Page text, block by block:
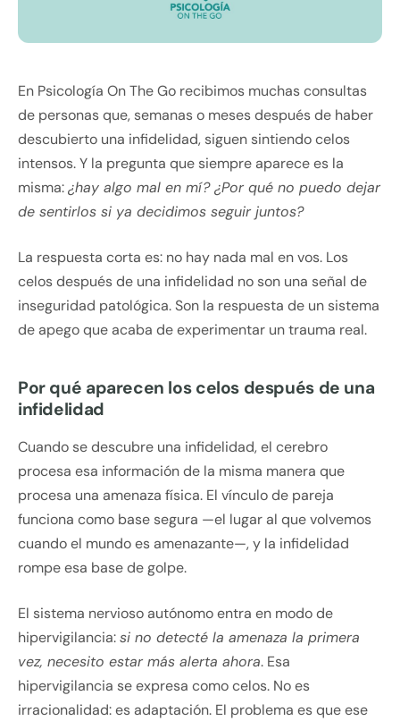
En Psicología On The Go recibimos muchas consultas
de personas que, semanas o meses después de haber
descubierto una infidelidad, siguen sintiendo celos
intensos. Y la pregunta que siempre aparece es la
misma:¿hay algo mal en mí? ¿Por qué no puedo dejar
de sentirlos si ya decidimos seguir juntos?
La respuesta corta es: no hay nada mal en vos. Los
celos después de una infidelidad no son una señal de
inseguridad patológica. Son la respuesta de un sistema
de apego que acaba de experimentar un trauma real.
Por qué aparecen los celos después de una
infidelidad
Cuando se descubre una infidelidad, el cerebro
procesa esa información de la misma manera que
procesa una amenaza física. El vínculo de pareja
funciona como base segura —el lugar al que volvemos
cuando el mundo es amenazante—, y la infidelidad
rompe esa base de golpe.
El sistema nervioso autónomo entra en modo de
hipervigilancia:si no detecté la amenaza la primera
vez, necesito estar más alerta ahora. Esa
hipervigilancia se expresa como celos. No es
irracionalidad: es adaptación. El problema es que ese